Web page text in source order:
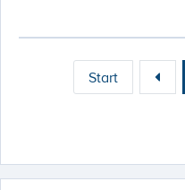
Start